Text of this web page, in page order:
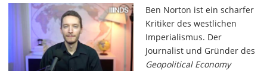
Ben Norton ist ein scharfer
Kritiker des westlichen
Imperialismus. Der
Journalist und Gründer des
Geopolitical Economy